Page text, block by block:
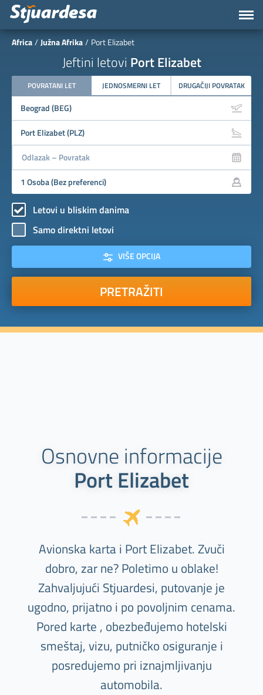
Africa Južna Afrika Port Elizabet
Jeftini letovi Port Elizabet
POVRATANI LET JEDNOSMERNI LET DRUGAČIJI POVRATAK
Letovi u bliskim danima
Samo direktni letovi
VIŠE OPCIJA
PRETRAŽITI
Osnovne informacije
Port Elizabet
Avionska karta i Port Elizabet. Zvuči
dobro, zar ne? Poletimo u oblake!
Zahvaljujući Stjuardesi, putovanje je
ugodno, prijatno i po povoljnim cenama.
Pored karte , obezbeđujemo hotelski
smeštaj, vizu, putničko osiguranje i
posredujemo pri iznajmljivanju
automobila.